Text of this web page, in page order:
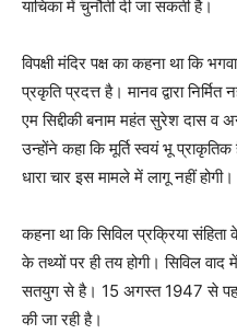
याचिका में चुनौती दी जा सकती है।
विपक्षी मंदिर पक्ष का कहना था कि
प्रकृति प्रदत्त है। मानव द्वारा
एम सिद्दीकी बनाम महंत सुरेश दास व
उन्होंने कहा कि मूर्ति स्वयं भू
धारा चार इस मामले में लागू नहीं होगी।
कहना था कि सिविल प्रक्रिया
के तथ्यों पर ही तय होगी। सिविल
सतयुग से है। 15 अगस्त 1947 से पहले
की जा रही है।